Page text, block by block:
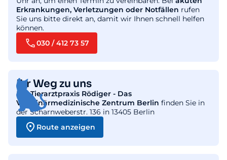
Erkrankungen, Verletzungen oder Notfällen rufen
Sie uns bitte direkt an, damit wir Ihnen schnell helfen
können.
030 / 412 73 57
Ihr Weg zu uns
DieTierarztpraxis Rödiger - Das
Veterinärmedizinische Zentrum Berlin finden Sie in
der Scharnweberstr. 136 in 13405 Berlin
Route anzeigen